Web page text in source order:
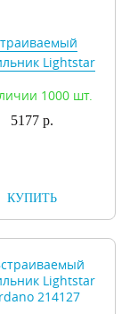
Lightstar
1000 шт.
5177 р.
КУПИТЬ